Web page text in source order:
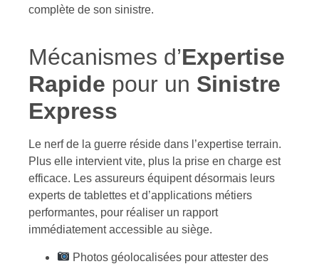
complète de son sinistre.
Mécanismes d’Expertise
Rapide pour un Sinistre
Express
Le nerf de la guerre réside dans l’expertise terrain.
Plus elle intervient vite, plus la prise en charge est
efficace. Les assureurs équipent désormais leurs
experts de tablettes et d’applications métiers
performantes, pour réaliser un rapport
immédiatement accessible au siège.
Photos géolocalisées pour attester des